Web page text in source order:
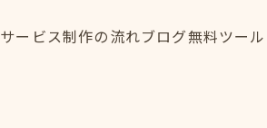
サービス制作の流れブログ無料ツール